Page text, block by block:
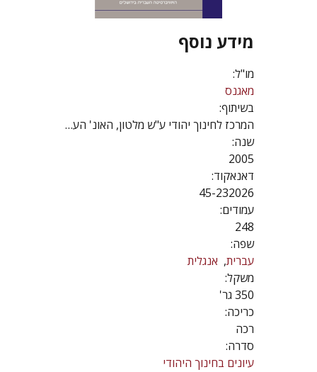
מידע נוסף
מו"ל:
מאגנס
בשיתוף:
המרכז לחינוך יהודי ע"ש מלטון, האונ' העברית
שנה:
2005
דאנאקוד:
45-232026
עמודים:
248
שפה:
עברית אנגלית
משקל:
350 גר'
כריכה:
רכה
סדרה:
עיונים בחינוך היהודי